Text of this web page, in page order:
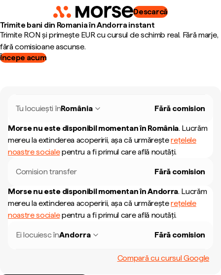
Descarcă
Trimite bani din Romania în Andorra instant
Trimite RON și primește EUR cu cursul de schimb real. Fără marje,
fără comisioane ascunse.
Începe acum
Tu locuiești înRomânia Fără comision
Morse nu este disponibil momentan în România. Lucrăm
mereu la extinderea acoperirii, așa că urmăreșterețelele
noastre socialepentru a fi primul care află noutăți.
Comision transfer Fără comision
Morse nu este disponibil momentan înAndorra. Lucrăm
mereu la extinderea acoperirii, așa că urmăreșterețelele
noastre socialepentru a fi primul care află noutăți.
Ei locuiesc înAndorra Fără comision
Compară cu cursul Google